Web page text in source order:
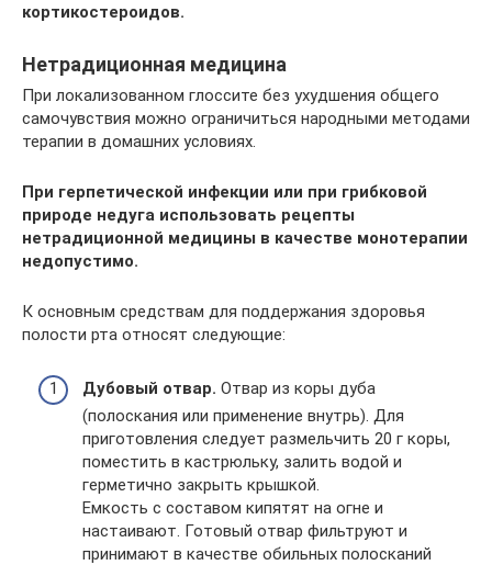
кортикостероидов.
Нетрадиционная медицина
При локализованном глоссите без ухудшения общего
самочувствия можно ограничиться народными методами
терапии в домашних условиях.
При герпетической инфекции или при грибковой
природе недуга использовать рецепты
нетрадиционной медицины в качестве монотерапии
недопустимо.
К основным средствам для поддержания здоровья
полости рта относят следующие:
Дубовый отвар. Отвар из коры дуба
(полоскания или применение внутрь). Для
приготовления следует размельчить 20 г коры,
поместить в кастрюльку, залить водой и
герметично закрыть крышкой.
Емкость с составом кипятят на огне и
настаивают. Готовый отвар фильтруют и
принимают в качестве обильных полосканий